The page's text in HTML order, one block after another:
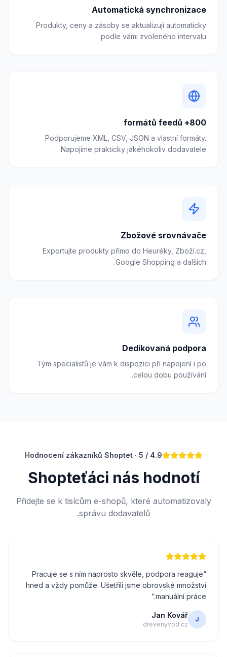
Automatická synchronizace
Produkty, ceny a zásoby se aktualizují automaticky
podle vámi zvoleného intervalu.
800+ formátů feedů
Podporujeme XML, CSV, JSON a vlastní formáty.
Napojíme prakticky jakéhokoliv dodavatele.
Zbožové srovnávače
Exportujte produkty přímo do Heuréky, Zboží.cz,
Google Shopping a dalších.
Dedikovaná podpora
Tým specialistů je vám k dispozici při napojení i po
celou dobu používání.
4.9 / 5 · Hodnocení zákazníků Shoptet
Shopteťáci nás hodnotí
Přidejte se k tisícům e-shopů, které automatizovaly
správu dodavatelů.
“
Pracuje se s ním naprosto skvěle, podpora reaguje
hned a vždy pomůže. Ušetřili jsme obrovské množství
manuální práce.
”
J
Jan Kovář
drevenyvod.cz